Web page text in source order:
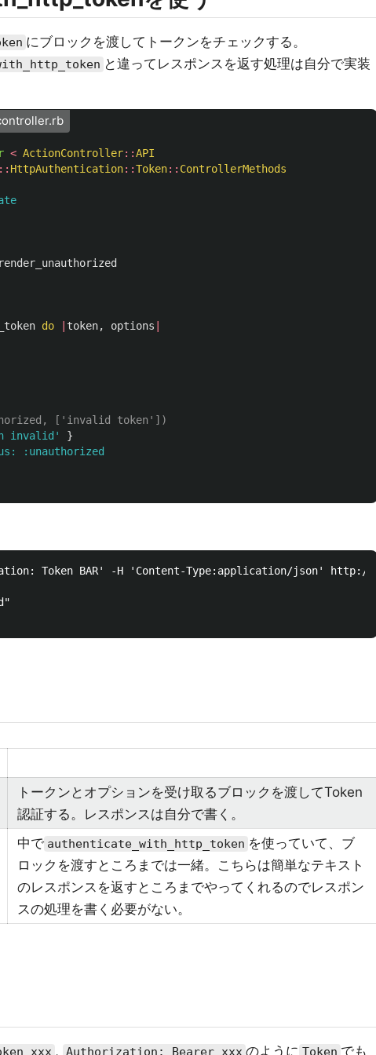
にブロックを渡してトークンをチェックする。
と違ってレスポンスを返す処理は自分で実装
< ActionController::API
:: HttpAuthentication::Token:: ControllerMethods
render_unauthorized
do token, options
['invalid token'])
invalid'
}
:unauthorized
'Authorization: Token BAR' -H
トークンとオプションを受け取るブロックを渡してToken
認証する。レスポンスは自分で書く。
中で authenticate_with_http_token を使っていて、ブ
ロックを渡すところまでは一緒。こちらは簡単なテキスト
のレスポンスを返すところまでやってくれるのでレスポン
スの処理を書く必要がない。
xxx , Authorization: Bearer xxx のように Token でも